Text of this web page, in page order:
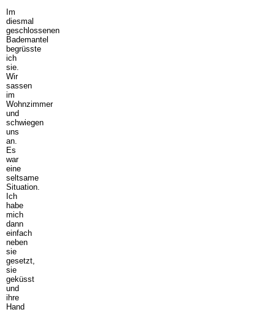
Im
diesmal
geschlossenen
Bademantel
begrüsste
ich
sie.
Wir
sassen
im
Wohnzimmer
und
schwiegen
uns
an.
Es
war
eine
seltsame
Situation.
Ich
habe
mich
dann
einfach
neben
sie
gesetzt,
sie
geküsst
und
ihre
Hand